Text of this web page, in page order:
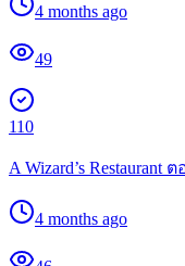
4 months ago
49
110
A Wizard’s Restaurant
4 months ago